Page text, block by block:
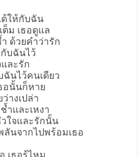
ด้ให้กับฉัน
ต็ม เธอดูแล
ด้วยคำว่ารัก
บฉันไว้
ละรัก
ฉันไว้คนเดียว
อนั้นก็หาย
างเปล่า
ำและเหงา
ใจและรักนั้น
นจากไปพร้อมเธอ